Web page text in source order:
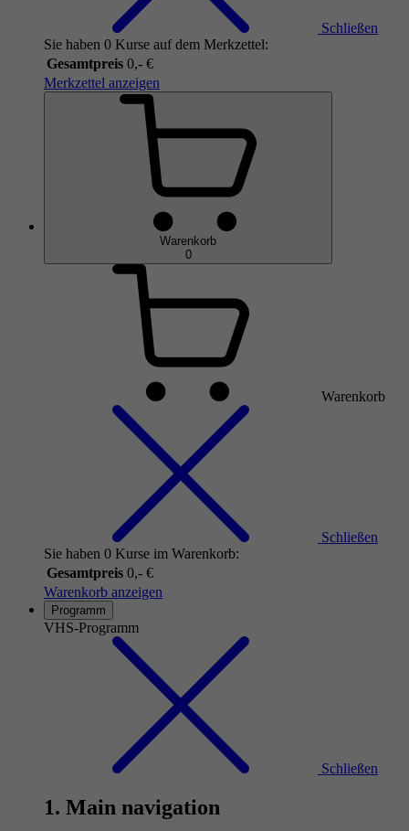
Schließen
Sie haben 0 Kurse auf dem Merkzettel:
Gesamtpreis 0,- €
Merkzettel anzeigen
Warenkorb
0
Warenkorb
Schließen
Sie haben 0 Kurse im Warenkorb:
Gesamtpreis 0,- €
Warenkorb anzeigen
Programm
VHS-Programm
Schließen
1. Main navigation